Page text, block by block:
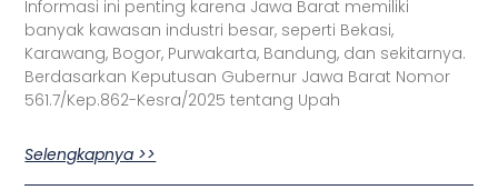
Informasi ini penting karena Jawa Barat memiliki
banyak kawasan industri besar, seperti Bekasi,
Karawang, Bogor, Purwakarta, Bandung, dan sekitarnya.
Berdasarkan Keputusan Gubernur Jawa Barat Nomor
561.7/Kep.862-Kesra/2025 tentang Upah
Selengkapnya >>